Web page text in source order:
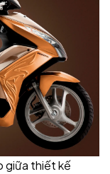
giữa thiết kế